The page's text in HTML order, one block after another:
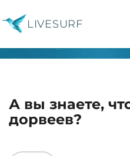
LIVESURF
А вы знаете,
дорвеев?